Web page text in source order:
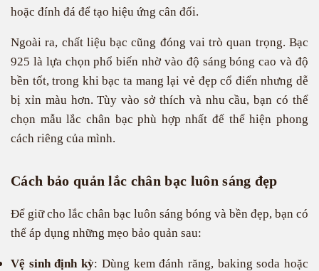
hoặc đính đá để tạo hiệu ứng cân đối.
Ngoài ra, chất liệu bạc cũng đóng vai trò quan trọng. Bạc
925 là lựa chọn phổ biến nhờ vào độ sáng bóng cao và độ
bền tốt, trong khi bạc ta mang lại vẻ đẹp cổ điển nhưng dễ
bị xỉn màu hơn. Tùy vào sở thích và nhu cầu, bạn có thể
chọn mẫu lắc chân bạc phù hợp nhất để thể hiện phong
cách riêng của mình.
Cách bảo quản lắc chân bạc luôn sáng đẹp
Để giữ cho lắc chân bạc luôn sáng bóng và bền đẹp, bạn có
thể áp dụng những mẹo bảo quản sau:
Vệ sinh định kỳ: Dùng kem đánh răng, baking soda hoặc